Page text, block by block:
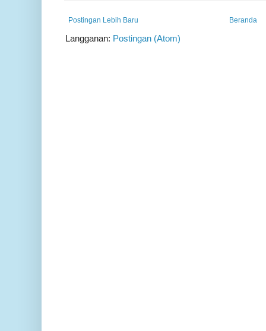
Postingan Lebih Baru Beranda
Langganan: Postingan (Atom)